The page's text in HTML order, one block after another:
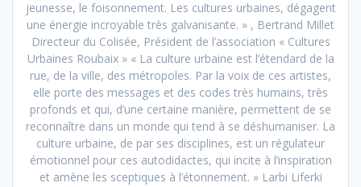
jeunesse, le foisonnement. Les cultures urbaines, dégagent
une énergie incroyable très galvanisante. » , Bertrand Millet
Directeur du Colisée, Président de l’association « Cultures
Urbaines Roubaix » « La culture urbaine est l’étendard de la
rue, de la ville, des métropoles. Par la voix de ces artistes,
elle porte des messages et des codes très humains, très
profonds et qui, d’une certaine manière, permettent de se
reconnaître dans un monde qui tend à se déshumaniser. La
culture urbaine, de par ses disciplines, est un régulateur
émotionnel pour ces autodidactes, qui incite à l’inspiration
et amène les sceptiques à l’étonnement. » Larbi Liferki